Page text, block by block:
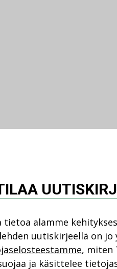
tietoa alamme
uutiskirjeellä on jo
, miten
ja käsittelee